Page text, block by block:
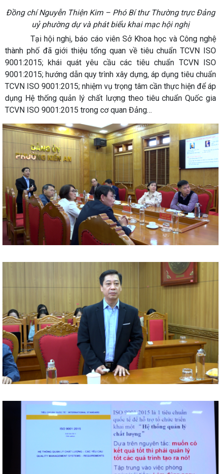
Đồng chí Nguyễn Thiện Kim – Phó Bí thư Thường trực Đảng
uỷ phường dự và phát biểu khai mạc hội nghị
Tại hội nghị, báo cáo viên Sở Khoa học và Công nghệ
thành phố đã giới thiệu tổng quan về tiêu chuẩn TCVN ISO
9001:2015; khái quát yêu cầu các tiêu chuẩn TCVN ISO
9001:2015; hướng dẫn quy trình xây dựng, áp dụng tiêu chuẩn
TCVN ISO 9001:2015; nhiệm vụ trọng tâm cần thực hiện để áp
dụng Hệ thống quản lý chất lượng theo tiêu chuẩn Quốc gia
TCVN ISO 9001:2015 trong cơ quan Đảng…